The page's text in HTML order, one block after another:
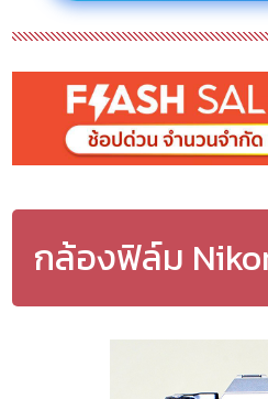
กล้องฟิล์ม